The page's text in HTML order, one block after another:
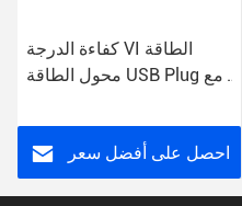
كفاءة الدرجة VI الطاقة
محول الطاقة USB Plug مع
احصل على أفضل سعر